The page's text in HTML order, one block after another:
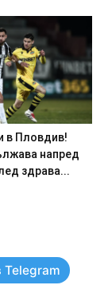
в Пловдив!
напред
здрава...
Telegram